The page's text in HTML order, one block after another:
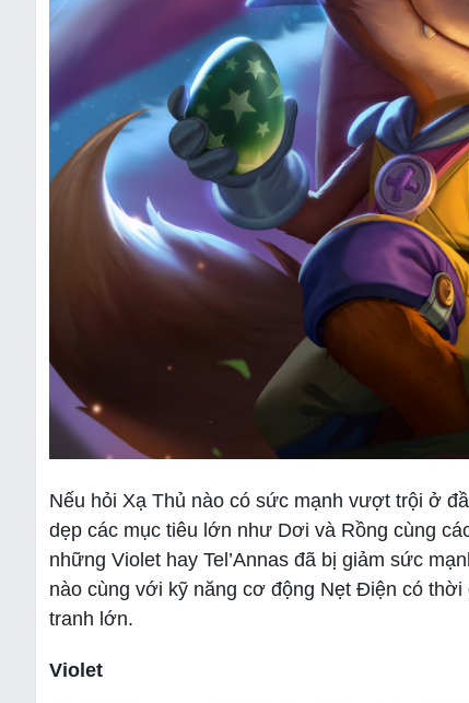
Nếu hỏi Xạ Thủ nào có sức mạnh vượt trội ở
dẹp các mục tiêu lớn như Dơi và Rồng cùng
những Violet hay Tel’Annas đã bị giảm sức
nào cùng với kỹ năng cơ động Nẹt Điện có
tranh lớn.
Violet